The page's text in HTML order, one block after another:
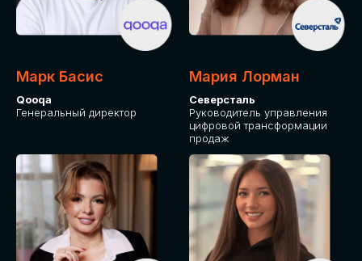
Марк Басис
Qooqa
Генеральный директор
Мария Лорман
Северсталь
Руководитель управления
цифровой трансформации
продаж
СТАНЬТЕ
ЭКСПОНЕНТОМ